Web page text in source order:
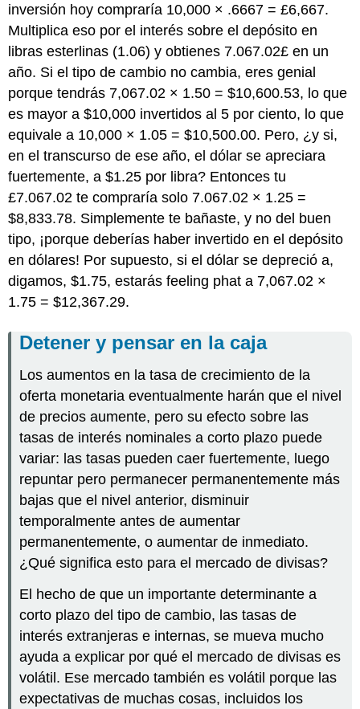
inversión hoy compraría 10,000 × .6667 = £6,667.
Multiplica eso por el interés sobre el depósito en
libras esterlinas (1.06) y obtienes 7.067.02£ en un
año. Si el tipo de cambio no cambia, eres genial
porque tendrás 7,067.02 × 1.50 = $10,600.53, lo que
es mayor a $10,000 invertidos al 5 por ciento, lo que
equivale a 10,000 × 1.05 = $10,500.00. Pero, ¿y si,
en el transcurso de ese año, el dólar se apreciara
fuertemente, a $1.25 por libra? Entonces tu
£7.067.02 te compraría solo 7.067.02 × 1.25 =
$8,833.78. Simplemente te bañaste, y no del buen
tipo, ¡porque deberías haber invertido en el depósito
en dólares! Por supuesto, si el dólar se depreció a,
digamos, $1.75, estarás feeling phat a 7,067.02 ×
1.75 = $12,367.29.
Detener y pensar en la caja
Los aumentos en la tasa de crecimiento de la
oferta monetaria eventualmente harán que el nivel
de precios aumente, pero su efecto sobre las
tasas de interés nominales a corto plazo puede
variar: las tasas pueden caer fuertemente, luego
repuntar pero permanecer permanentemente más
bajas que el nivel anterior, disminuir
temporalmente antes de aumentar
permanentemente, o aumentar de inmediato.
¿Qué significa esto para el mercado de divisas?
El hecho de que un importante determinante a
corto plazo del tipo de cambio, las tasas de
interés extranjeras e internas, se mueva mucho
ayuda a explicar por qué el mercado de divisas es
volátil. Ese mercado también es volátil porque las
expectativas de muchas cosas, incluidos los